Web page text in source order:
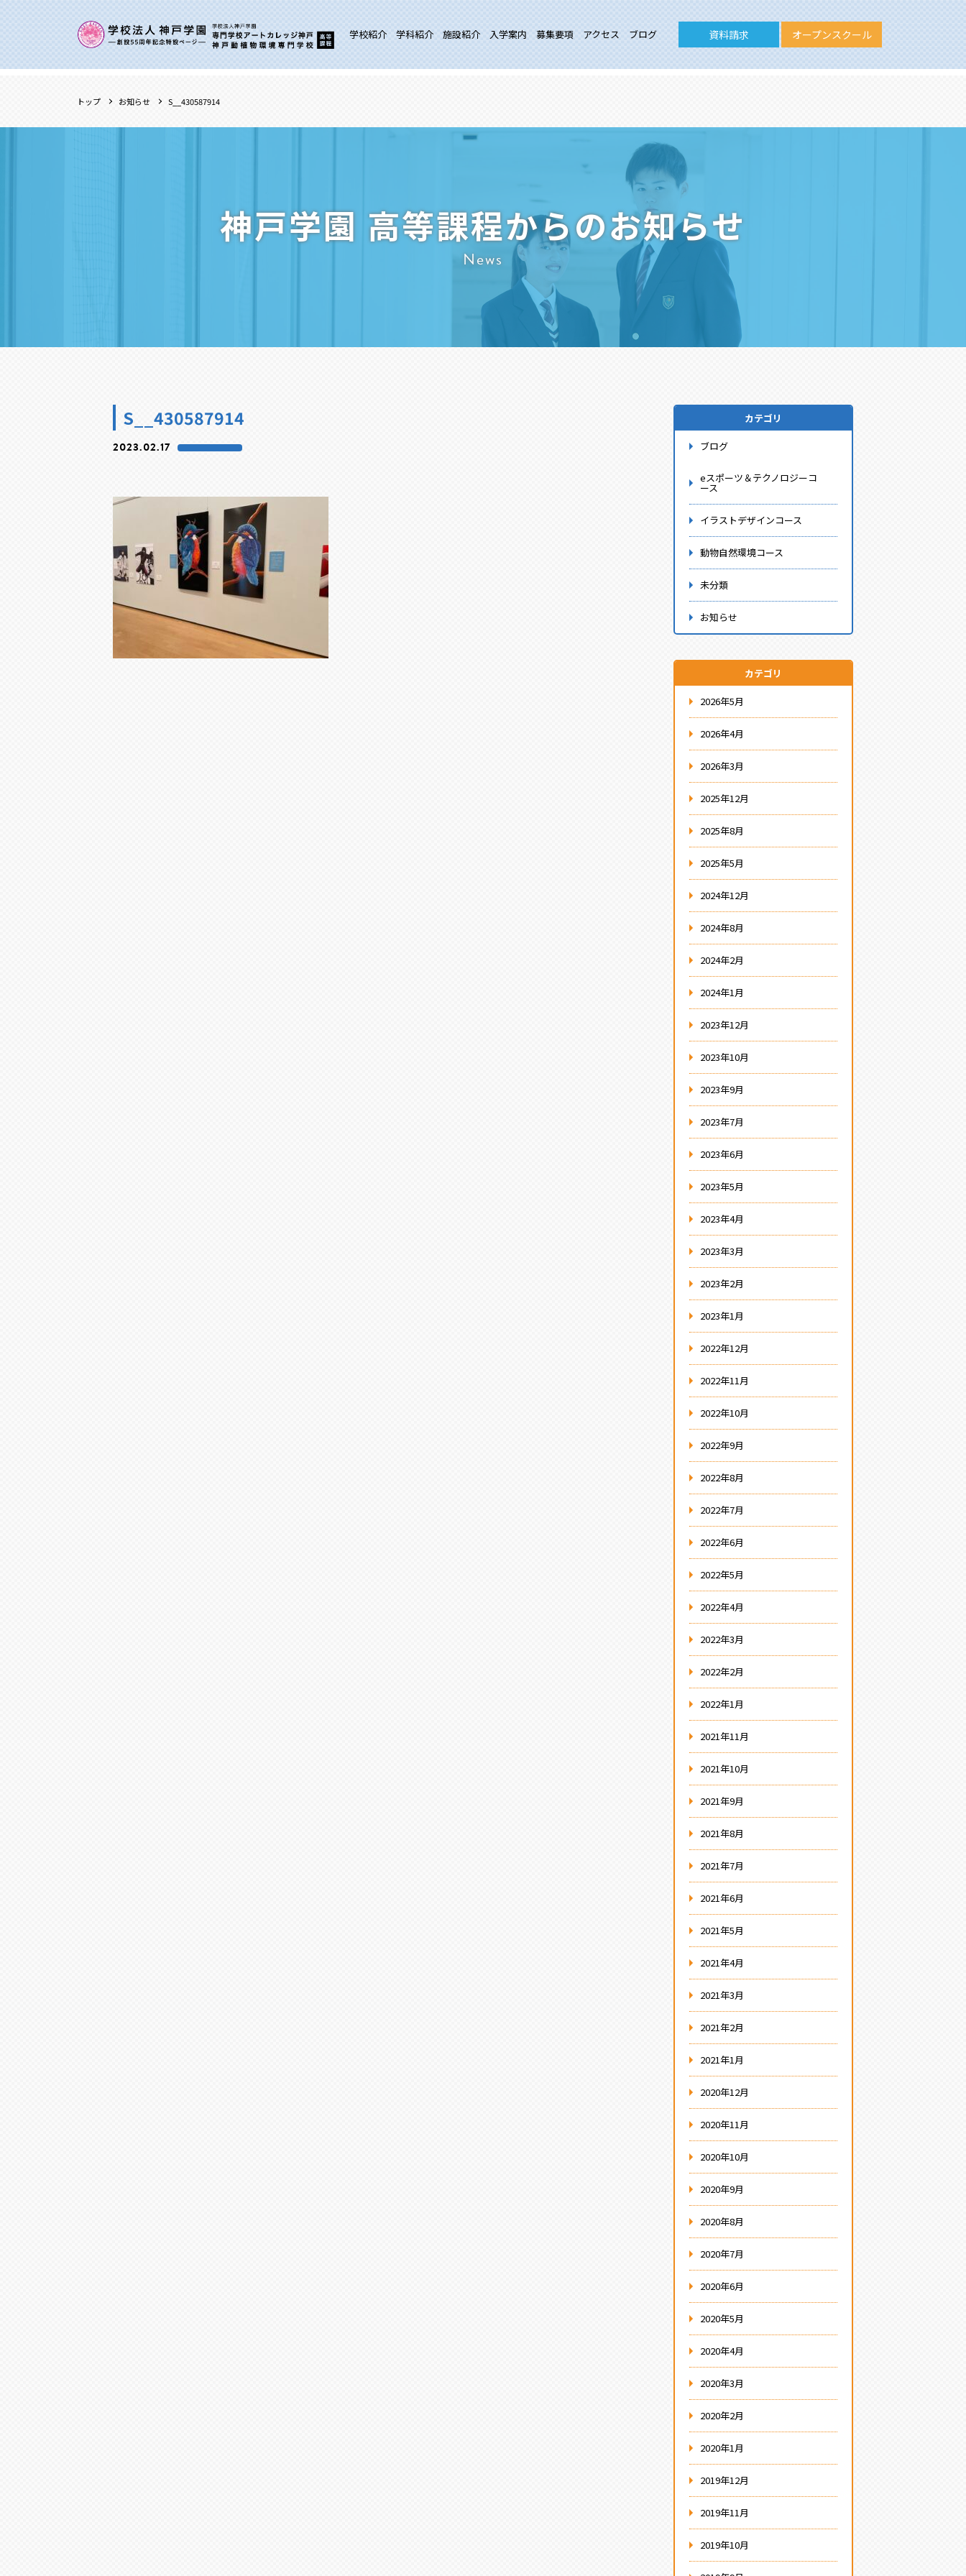
学校紹介 学科紹介 施設紹介 入学案内 募集要項 アクセス ブログ 資料請求 オープンスクール
トップ お知らせ S__430587914
神戸学園 高等課程からのお知らせ
News
S__430587914
2023.02.17
カテゴリ
ブログ
eスポーツ＆テクノロジーコ
ース
イラストデザインコース
動物自然環境コース
未分類
お知らせ
カテゴリ
2026年5月
2026年4月
2026年3月
2025年12月
2025年8月
2025年5月
2024年12月
2024年8月
2024年2月
2024年1月
2023年12月
2023年10月
2023年9月
2023年7月
2023年6月
2023年5月
2023年4月
2023年3月
2023年2月
2023年1月
2022年12月
2022年11月
2022年10月
2022年9月
2022年8月
2022年7月
2022年6月
2022年5月
2022年4月
2022年3月
2022年2月
2022年1月
2021年11月
2021年10月
2021年9月
2021年8月
2021年7月
2021年6月
2021年5月
2021年4月
2021年3月
2021年2月
2021年1月
2020年12月
2020年11月
2020年10月
2020年9月
2020年8月
2020年7月
2020年6月
2020年5月
2020年4月
2020年3月
2020年2月
2020年1月
2019年12月
2019年11月
2019年10月